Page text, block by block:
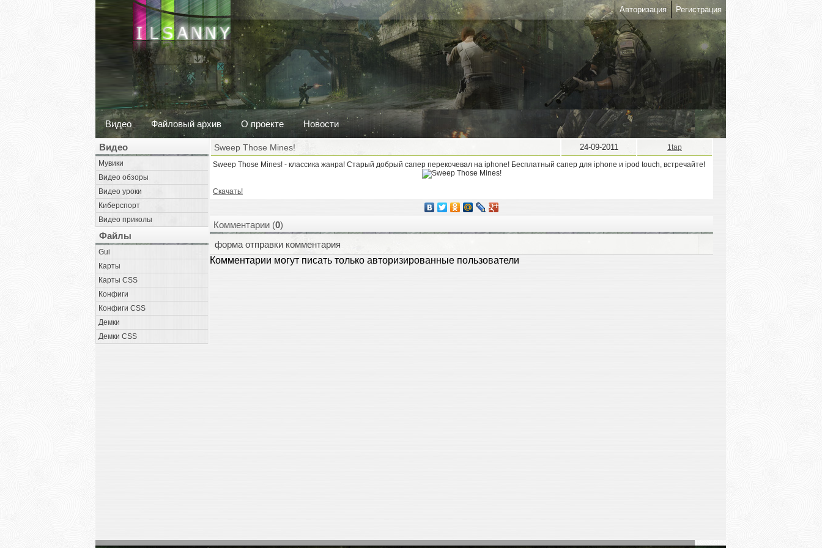
Авторизация Регистрация
Видео Файловый архив О проекте Новости
Видео
Мувики
Видео обзоры
Видео уроки
Киберспорт
Видео приколы
Файлы
Gui
Карты
Карты CSS
Конфиги
Конфиги CSS
Демки
Демки CSS
Sweep Those Mines! 24-09-2011
1tap
Sweep Those Mines! - классика жанра! Старый добрый сапер перекочевал на iphone! Бесплатный сапер для iphone и ipod touch, встречайте!
Скачать!
Комментарии (0)
форма отправки комментария
Комментарии могут писать только авторизированные пользователи